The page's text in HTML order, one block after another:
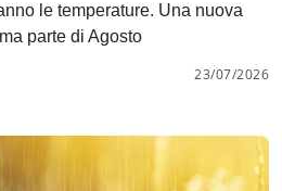
le temperature. Una nuova
parte di Agosto
23/07/2026